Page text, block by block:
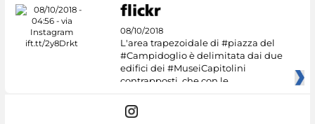
08/10/2018
L'area trapezoidale di #piazza del
#Campidoglio è delimitata dai due
edifici dei #MuseiCapitolini
contrapposti, che con le